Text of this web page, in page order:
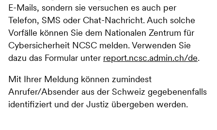
E-Mails, sondern sie versuchen es auch per
Telefon, SMS oder Chat-Nachricht. Auch solche
Vorfälle können Sie dem Nationalen Zentrum für
Cybersicherheit NCSC melden. Verwenden Sie
dazu das Formular unter report.ncsc.admin.ch/de.
Mit Ihrer Meldung können zumindest
Anrufer/Absender aus der Schweiz gegebenenfalls
identifiziert und der Justiz übergeben werden.